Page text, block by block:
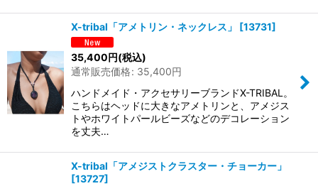
X-tribal「アメトリン・ネックレス」 [13731]
35,400円(税込)
通常販売価格: 35,400円
ハンドメイド・アクセサリーブランドX-TRIBAL。
こちらはヘッドに大きなアメトリンと、アメジス
トやホワイトパールビーズなどのデコレーション
を丈夫…
X-tribal「アメジストクラスター・チョーカー」
[13727]